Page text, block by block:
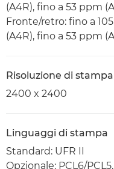
(A4R), fino a 53 ppm
Fronte/retro: fino a
(A4R), fino a 53 ppm
Risoluzione di
2400 x 2400
Linguaggi di stampa
Standard: UFR II
Opzionale: PCL6/